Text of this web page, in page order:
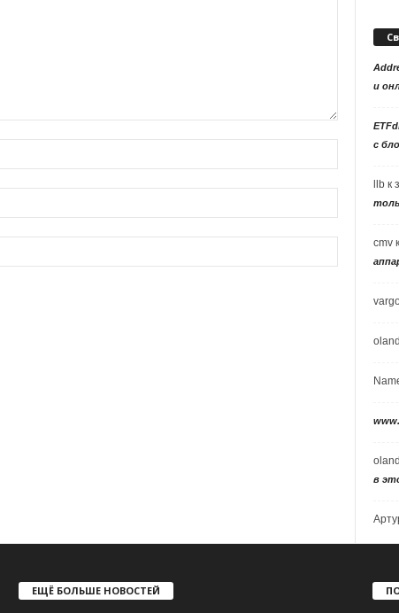
и
с
llb к
cmv
в
ЕЩЁ БОЛЬШЕ НОВОСТЕЙ